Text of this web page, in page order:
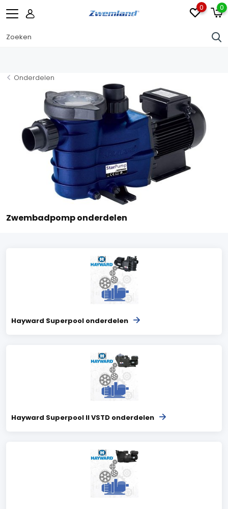
0 0
Onderdelen
Zwembadpomp onderdelen
Hayward Superpool onderdelen
Hayward Superpool II VSTD onderdelen